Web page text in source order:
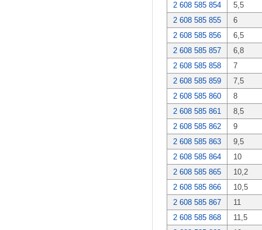
2 608 585 854
5,5
2 608 585 855
6
2 608 585 856
6,5
2 608 585 857
6,8
2 608 585 858
7
2 608 585 859
7,5
2 608 585 860
8
2 608 585 861
8,5
2 608 585 862
9
2 608 585 863
9,5
2 608 585 864
10
2 608 585 865
10,2
2 608 585 866
10,5
2 608 585 867
11
2 608 585 868
11,5